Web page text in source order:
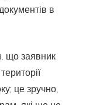
в
що заявник
це зручно,